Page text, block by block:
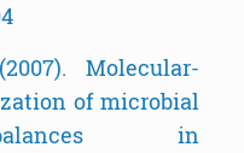
Molecular-
of microbial
in